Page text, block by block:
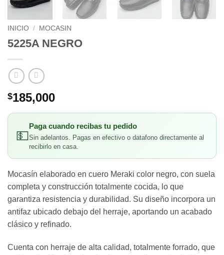
INICIO / MOCASIN
5225A NEGRO
$185,000
💵
Paga cuando recibas tu pedido
Sin adelantos. Pagas en efectivo o datafono directamente al
recibirlo en casa.
Mocasín elaborado en cuero Meraki color negro, con suela
completa y construcción totalmente cocida, lo que
garantiza resistencia y durabilidad. Su diseño incorpora un
antifaz ubicado debajo del herraje, aportando un acabado
clásico y refinado.
Cuenta con herraje de alta calidad, totalmente forrado, que